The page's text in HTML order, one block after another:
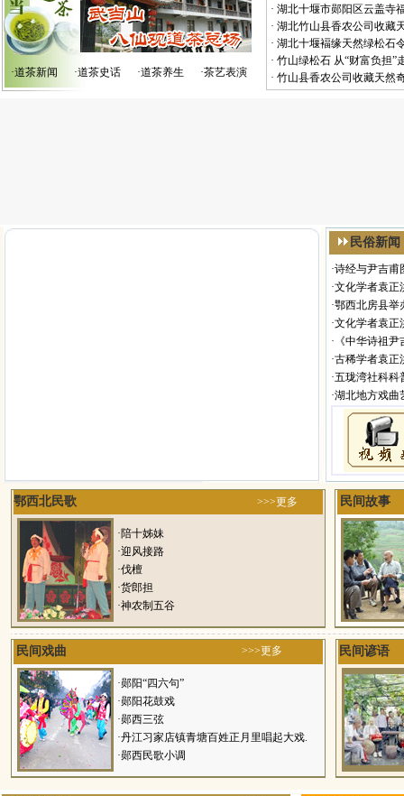
·道茶新闻 ·道茶史话 ·道茶养生 ·茶艺表演
· 湖北十堰市郧阳区云盖寺
· 湖北竹山县香农公司收藏
· 湖北十堰褔缘天然绿松石
· 竹山绿松石 从“财富负担”
· 竹山县香农公司收藏天然
民俗新闻
·诗经与尹吉甫
·文化学者袁正
·鄂西北房县举
·文化学者袁正
· 《中华诗祖
·古稀学者袁正
·五珑湾社科科
·湖北地方戏曲
鄂西北民歌 >>>更多
·陪十姊妹
·迎风接路
·伐檀
·货郎担
·神农制五谷
民间故事
民间戏曲 >>>更多
·郧阳“四六句”
·郧阳花鼓戏
·郧西三弦
·丹江习家店镇青塘百姓正月里唱起大戏.
·郧西民歌小调
民间谚语